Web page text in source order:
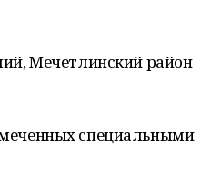
Мечетлинский район
специальными